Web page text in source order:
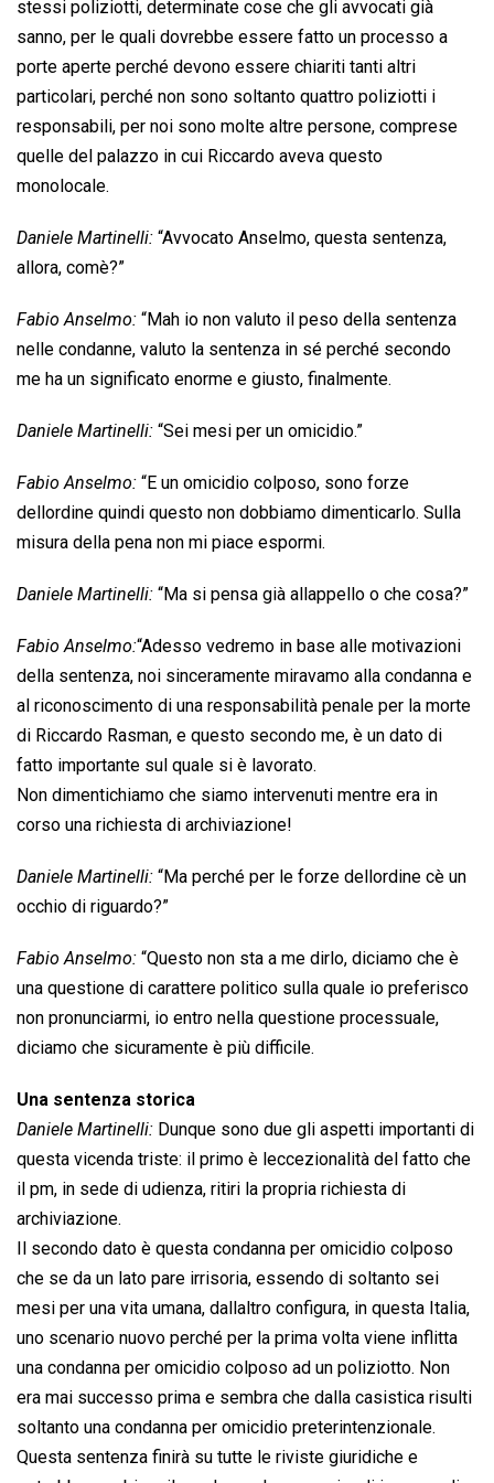
stessi poliziotti, determinate cose che gli avvocati già
sanno, per le quali dovrebbe essere fatto un processo a
porte aperte perché devono essere chiariti tanti altri
particolari, perché non sono soltanto quattro poliziotti i
responsabili, per noi sono molte altre persone, comprese
quelle del palazzo in cui Riccardo aveva questo
monolocale.
Daniele Martinelli: “Avvocato Anselmo, questa sentenza,
allora, comè?”
Fabio Anselmo: “Mah io non valuto il peso della sentenza
nelle condanne, valuto la sentenza in sé perché secondo
me ha un significato enorme e giusto, finalmente.
Daniele Martinelli: “Sei mesi per un omicidio.”
Fabio Anselmo: “E un omicidio colposo, sono forze
dellordine quindi questo non dobbiamo dimenticarlo. Sulla
misura della pena non mi piace espormi.
Daniele Martinelli: “Ma si pensa già allappello o che cosa?”
Fabio Anselmo:“Adesso vedremo in base alle motivazioni
della sentenza, noi sinceramente miravamo alla condanna e
al riconoscimento di una responsabilità penale per la morte
di Riccardo Rasman, e questo secondo me, è un dato di
fatto importante sul quale si è lavorato.
Non dimentichiamo che siamo intervenuti mentre era in
corso una richiesta di archiviazione!
Daniele Martinelli: “Ma perché per le forze dellordine cè un
occhio di riguardo?”
Fabio Anselmo: “Questo non sta a me dirlo, diciamo che è
una questione di carattere politico sulla quale io preferisco
non pronunciarmi, io entro nella questione processuale,
diciamo che sicuramente è più difficile.
Una sentenza storica
Daniele Martinelli: Dunque sono due gli aspetti importanti di
questa vicenda triste: il primo è leccezionalità del fatto che
il pm, in sede di udienza, ritiri la propria richiesta di
archiviazione.
Il secondo dato è questa condanna per omicidio colposo
che se da un lato pare irrisoria, essendo di soltanto sei
mesi per una vita umana, dallaltro configura, in questa Italia,
uno scenario nuovo perché per la prima volta viene inflitta
una condanna per omicidio colposo ad un poliziotto. Non
era mai successo prima e sembra che dalla casistica risulti
soltanto una condanna per omicidio preterintenzionale.
Questa sentenza finirà su tutte le riviste giuridiche e